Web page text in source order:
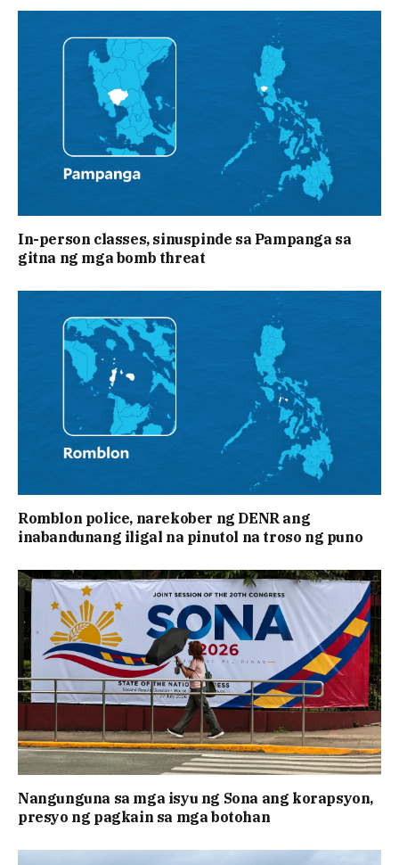
In-person classes, sinuspinde sa Pampanga sa
gitna ng mga bomb threat
Romblon police, narekober ng DENR ang
inabandunang iligal na pinutol na troso ng puno
Nangunguna sa mga isyu ng Sona ang korapsyon,
presyo ng pagkain sa mga botohan